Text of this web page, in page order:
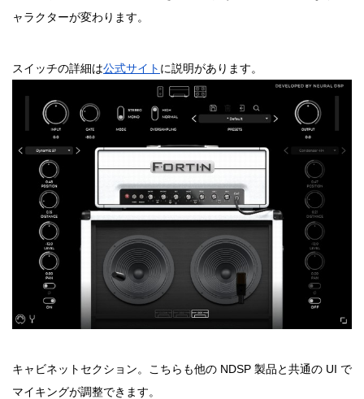
ャラクターが変わります。
スイッチの詳細は公式サイト に説明があります。
キャビネットセクション。こちらも他の NDSP 製品と共通の UI で
マイキングが調整できます。